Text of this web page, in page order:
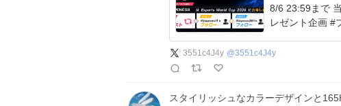
8/6 23:59まで 当
レゼント企画 #
3551c4J4y @3551c4J4y
スタイリッシュなカラーデザインと